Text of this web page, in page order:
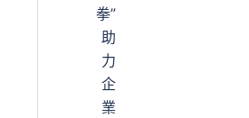
拳”
助
力
企
業